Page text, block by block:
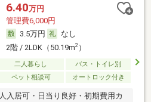
6.40万円
管理費6,000円
3.5万円
なし
2階 / 2LDK（50.19m2）
二人暮らし
バス・トイレ別
ペット相談可 オートロック付き
入居可・日当り良好・初期費用カ